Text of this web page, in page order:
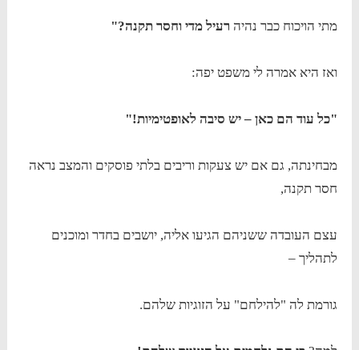
מתי הויכוח כבר נהיה רעיל מדי וחסר תקנה?"
ואז היא אמרה לי משפט יפה:
"כל עוד הם כאן – יש סיבה לאופטימיות!"
מבחינתה, גם אם יש צעקות וריבים בלתי פוסקים והמצב נראה
חסר תקנה,
עצם העובדה ששניהם הגיעו אליה, יושבים בחדר ומוכנים
לתהליך –
גורמת לה "להילחם" על הזוגיות שלהם.